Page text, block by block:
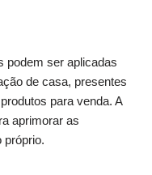
podem ser aplicadas
de casa, presentes
para venda. A
aprimorar as
próprio.